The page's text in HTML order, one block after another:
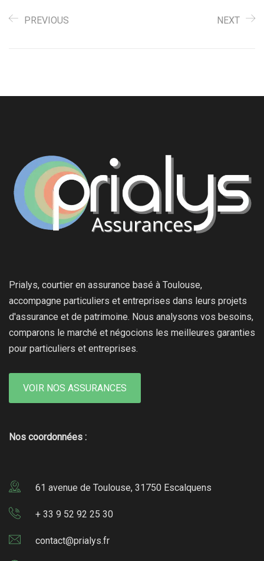
PREVIOUS NEXT
Prialys, courtier en assurance basé à Toulouse,
accompagne particuliers et entreprises dans leurs projets
d'assurance et de patrimoine. Nous analysons vos besoins,
comparons le marché et négocions les meilleures garanties
pour particuliers et entreprises.
VOIR NOS ASSURANCES
Nos coordonnées :
61 avenue de Toulouse, 31750 Escalquens
+ 33 9 52 92 25 30
contact@prialys.fr